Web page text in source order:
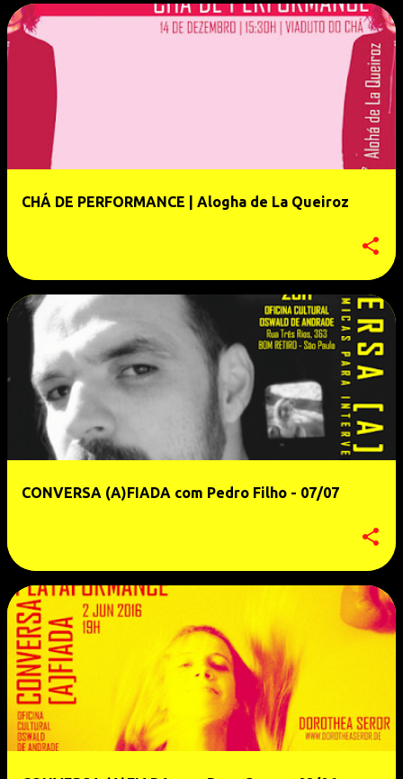
CHÁ DE PERFORMANCE | Alogha de La Queiroz
CONVERSA (A)FIADA com Pedro Filho - 07/07